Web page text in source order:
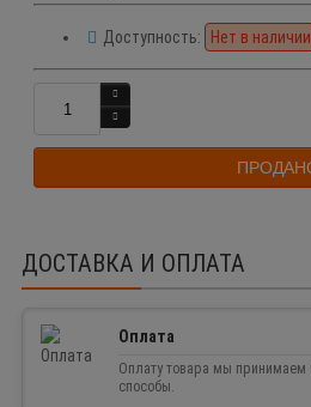
Доступность: Нет в наличии
ДОСТАВКА И ОПЛАТА
Оплата
Оплату товара мы
способы.